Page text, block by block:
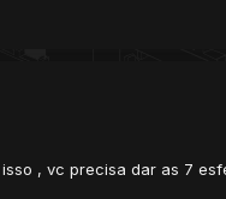
, vc precisa dar as 7